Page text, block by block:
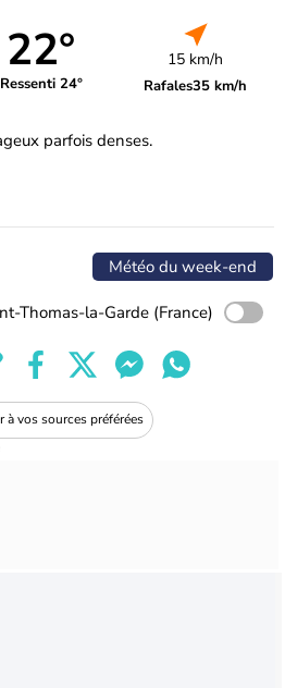
22°
Ressenti 24°
15 km/h
Rafales35 km/h
parfois denses.
Météo du week-end
Thomas-la-Garde (France)
à vos sources préférées